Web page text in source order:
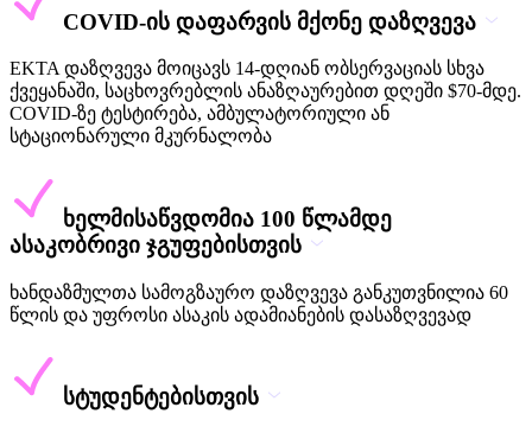
COVID-ის დაფარვის მქონე დაზღვევა
EKTA დაზღვევა მოიცავს 14-დღიან ობსერვაციას სხვა
ქვეყანაში, საცხოვრებლის ანაზღაურებით დღეში $70-მდე.
COVID-ზე ტესტირება, ამბულატორიული ან
სტაციონარული მკურნალობა
ხელმისაწვდომია 100 წლამდე
ასაკობრივი ჯგუფებისთვის
ხანდაზმულთა სამოგზაურო დაზღვევა განკუთვნილია 60
წლის და უფროსი ასაკის ადამიანების დასაზღვევად
სტუდენტებისთვის